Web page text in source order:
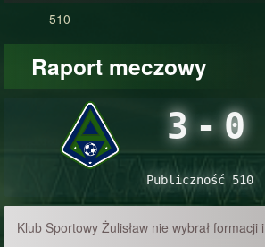
510
Raport meczowy
3 -0
Publiczność 510
Klub Sportowy Żulisław nie wybrał formacji